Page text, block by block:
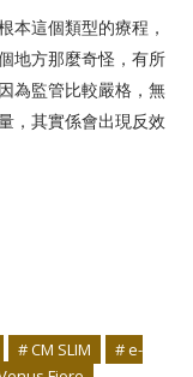
本這個類型的療程，
地方那麼奇怪，有所
為監管比較嚴格，無
，其實係會出現反效
# CM SLIM
# e-